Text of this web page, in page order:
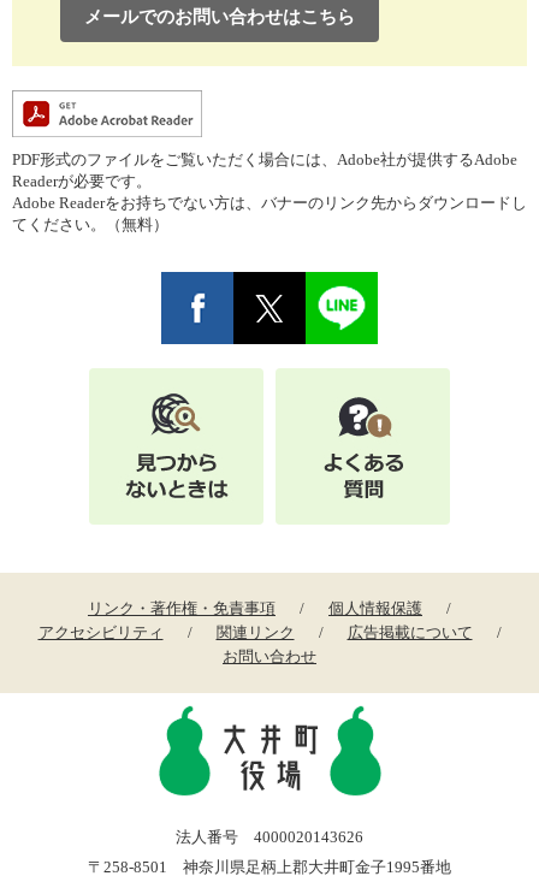
メールでのお問い合わせはこちら
PDF形式のファイルをご覧いただく場合には、Adobe社が提供するAdobe
Readerが必要です。
Adobe Readerをお持ちでない方は、バナーのリンク先からダウンロードし
てください。（無料）
リンク・著作権・免責事項
個人情報保護
アクセシビリティ
関連リンク
広告掲載について
お問い合わせ
法人番号 4000020143626
〒258-8501 神奈川県足柄上郡大井町金子1995番地